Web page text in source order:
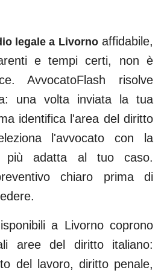
legale a Livorno affidabile,
e tempi certi, non è
AvvocatoFlash risolve
una volta inviata la tua
identifica l'area del diritto
l'avvocato con la
più adatta al tuo caso.
chiaro prima di
a Livornocoprono
aree del diritto italiano:
del lavoro, diritto penale,